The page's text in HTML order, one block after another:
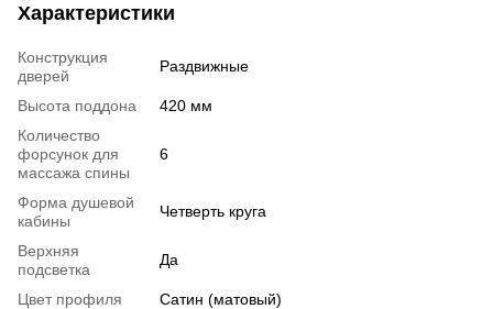
Характеристики
Конструкция
дверей
Раздвижные
Высота поддона
420 мм
Количество
форсунок для
массажа спины
6
Форма душевой
кабины
Четверть круга
Верхняя
подсветка
Да
Цвет профиля
Сатин (матовый)